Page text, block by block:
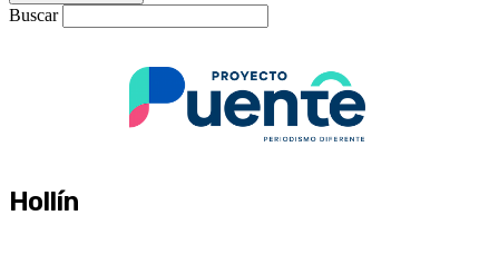
Buscar
Hollín